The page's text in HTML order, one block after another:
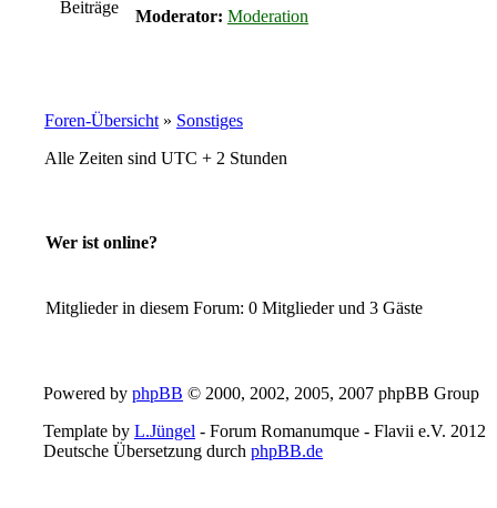
Moderator: Moderation
Foren-Übersicht » Sonstiges
Alle Zeiten sind UTC + 2 Stunden
Wer ist online?
Mitglieder in diesem Forum: 0 Mitglieder und 3 Gäste
Powered by phpBB © 2000, 2002, 2005, 2007 phpBB Group
Template by L.Jüngel - Forum Romanumque - Flavii e.V. 2012
Deutsche Übersetzung durch phpBB.de